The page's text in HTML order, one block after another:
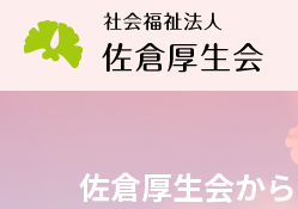
佐倉厚生会か